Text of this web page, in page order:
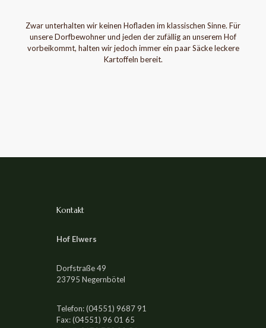
Zwar unterhalten wir keinen Hofladen im klassischen Sinne. Für
unsere Dorfbewohner und jeden der zufällig an unserem Hof
vorbeikommt, halten wir jedoch immer ein paar Säcke leckere
Kartoffeln bereit.
Kontakt
Hof Elwers
Dorfstraße 49
23795 Negernbötel
Telefon: (04551) 9687 91
Fax: (04551) 96 01 65